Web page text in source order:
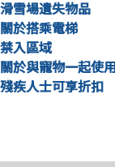
滑雪場遺失物品
關於搭乘電梯
禁入區域
關於與寵物一起使用
殘疾人士可享折扣